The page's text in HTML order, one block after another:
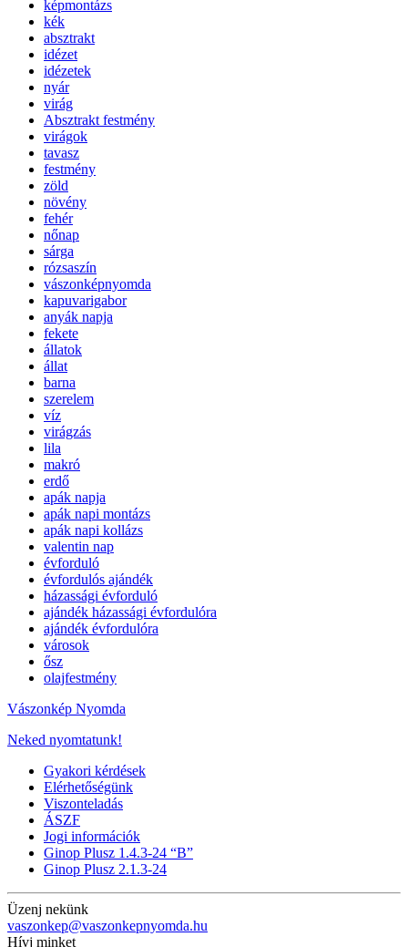
képmontázs
kék
absztrakt
idézet
idézetek
nyár
virág
Absztrakt festmény
virágok
tavasz
festmény
zöld
növény
fehér
nőnap
sárga
rózsaszín
vászonképnyomda
kapuvarigabor
anyák napja
fekete
állatok
állat
barna
szerelem
víz
virágzás
lila
makró
erdő
apák napja
apák napi montázs
apák napi kollázs
valentin nap
évforduló
évfordulós ajándék
házassági évforduló
ajándék házassági évfordulóra
ajándék évfordulóra
városok
ősz
olajfestmény
Vászonkép Nyomda
Neked nyomtatunk!
Gyakori kérdések
Elérhetőségünk
Viszonteladás
ÁSZF
Jogi információk
Ginop Plusz 1.4.3-24 “B”
Ginop Plusz 2.1.3-24
Üzenj nekünk
vaszonkep@vaszonkepnyomda.hu
Hívj minket